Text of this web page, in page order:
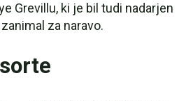
Grevillu, ki je bil tudi nadarjen
za naravo.